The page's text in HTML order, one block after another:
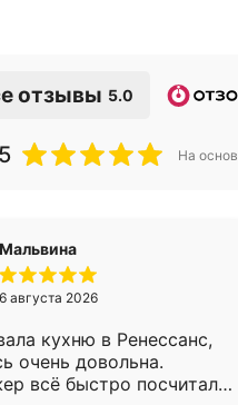
отзывы 5.0
На
Мальвина
6 августа 2026
кухню в Ренессанс,
очень довольна.
всё быстро посчитала,